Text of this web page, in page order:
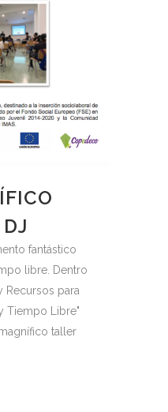
fantástico
libre. Dentro
Recursos para
Tiempo Libre"
taller